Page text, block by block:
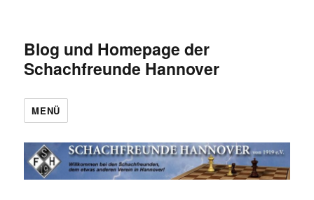
Blog und Homepage der
Schachfreunde Hannover
MENÜ